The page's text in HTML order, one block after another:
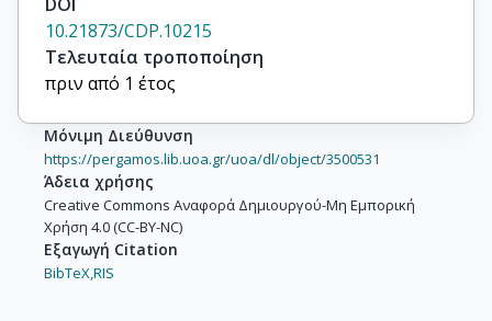
10.21873/CDP.10215
Τελευταία τροποποίηση
πριν από 1 έτος
Μόνιμη Διεύθυνση
https://pergamos.lib.uoa.gr/uoa/dl/object/3500531
Άδεια χρήσης
Creative Commons Αναφορά Δημιουργού-Μη Εμπορική
Χρήση 4.0 (CC-BY-NC)
Εξαγωγή Citation
BibTeX,RIS